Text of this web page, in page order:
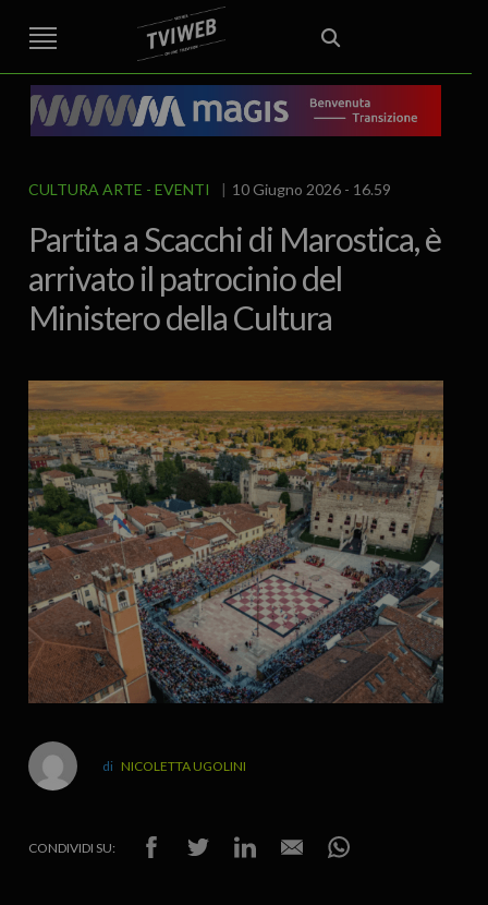
STREET TG CRONACA VENETO
VICENZA E PROVINCIA
AREA BERICA
ECONOMIA ATTUALITA’ POLITICA
EDITORIALE ITALIA E MONDO CURIOSITÀ – LIFESTYLE
CULTURA ARTE
SPORT
IL GRAFFIO FOOD & DRINK
CULTURA ARTE EVENTI 10 Giugno 2026 - 16.59
Partita a Scacchi di Marostica, è
arrivato il patrocinio del
Ministero della Cultura
NICOLETTA UGOLINI
CONDIVIDI SU: